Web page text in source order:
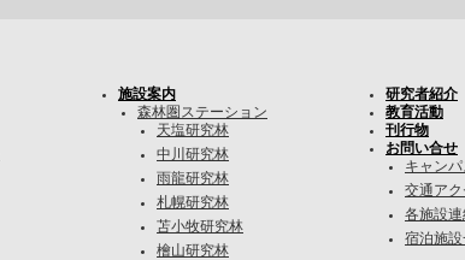
施設案内
森林圏ステーション
天塩研究林
中川研究林
雨龍研究林
札幌研究林
苫小牧研究林
檜山研究林
研究者紹介
教育活動
刊行物
お問い合せ
キャン
交通アク
各施設連
宿泊施設